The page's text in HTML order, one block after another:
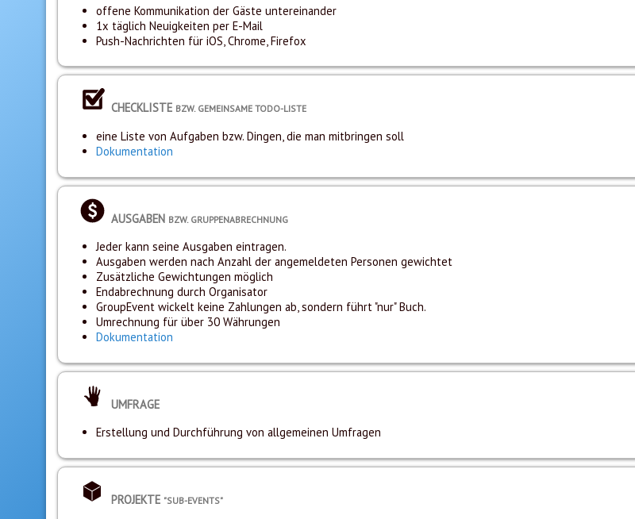
offene Kommunikation der Gäste untereinander
1x täglich Neuigkeiten per E-Mail
Push-Nachrichten für iOS, Chrome, Firefox
CHECKLISTE BZW. GEMEINSAME TODO-LISTE
eine Liste von Aufgaben bzw. Dingen, die man mitbringen soll
Dokumentation
AUSGABEN BZW. GRUPPENABRECHNUNG
Jeder kann seine Ausgaben eintragen.
Ausgaben werden nach Anzahl der angemeldeten Personen gewichtet
Zusätzliche Gewichtungen möglich
Endabrechnung durch Organisator
GroupEvent wickelt keine Zahlungen ab, sondern führt "nur" Buch.
Umrechnung für über 30 Währungen
Dokumentation
UMFRAGE
Erstellung und Durchführung von allgemeinen Umfragen
PROJEKTE "SUB-EVENTS"